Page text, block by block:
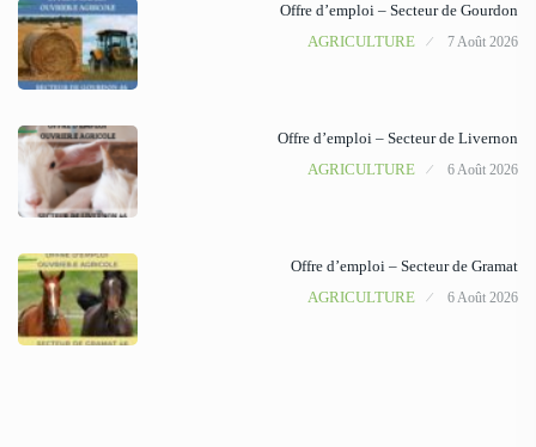
Offre d’emploi – Secteur de Gourdon
AGRICULTURE
7 Août 2026
Offre d’emploi – Secteur de Livernon
AGRICULTURE
6 Août 2026
Offre d’emploi – Secteur de Gramat
AGRICULTURE
6 Août 2026